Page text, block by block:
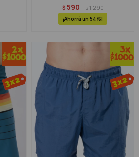
$ 590 $1.290
54